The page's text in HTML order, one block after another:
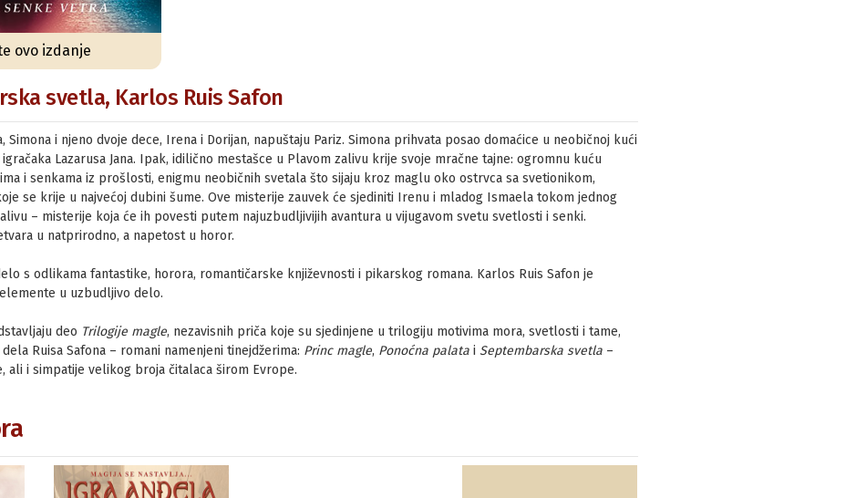
ovo izdanje
svetla, Karlos Ruis Safon
Simona i njeno dvoje dece, Irena i Dorijan, napuštaju Pariz. Simona prihvata posao domaćice u neobičnoj kući
Lazarusa Jana. Ipak, idilično mestašce u Plavom zalivu krije svoje mračne tajne: ogromnu kuću
i senkama iz prošlosti, enigmu neobičnih svetala što sijaju kroz maglu oko ostrvca sa svetionikom,
se krije u najvećoj dubini šume. Ove misterije zauvek će sjediniti Irenu i mladog Ismaela tokom jednog
– misterije koja će ih povesti putem najuzbudljivijih avantura u vijugavom svetu svetlosti i senki.
u natprirodno, a napetost u horor.
s odlikama fantastike, horora, romantičarske književnosti i pikarskog romana. Karlos Ruis Safon je
u uzbudljivo delo.
deo Trilogije magle, nezavisnih priča koje su sjedinjene u trilogiju motivima mora, svetlosti i tame,
Ruisa Safona – romani namenjeni tinejdžerima: Princ magle, Ponoćna palatai Septembarska svetla–
ali i simpatije velikog broja čitalaca širom Evrope.